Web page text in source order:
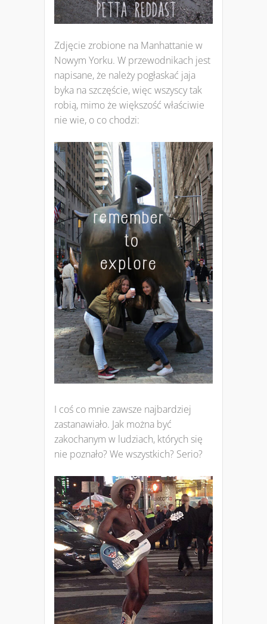
Zdjęcie zrobione na Manhattanie w
Nowym Yorku. W przewodnikach jest
napisane, że należy pogłaskać jaja
byka na szczęście, więc wszyscy tak
robią, mimo że większość właściwie
nie wie, o co chodzi:
I coś co mnie zawsze najbardziej
zastanawiało. Jak można być
zakochanym w ludziach, których się
nie poznało? We wszystkich? Serio?